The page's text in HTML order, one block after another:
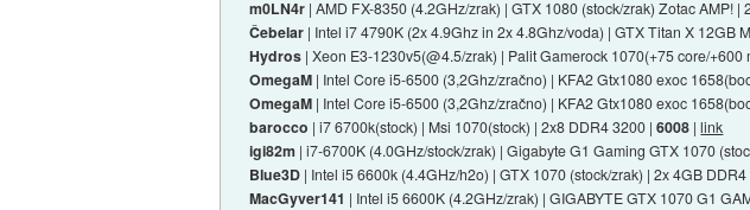
m0LN4r | AMD FX-8350 (4.2GHz/zrak) | GTX 1080 (stock/zrak) Zotac AMP!
Čebelar | Intel i7 4790K (2x 4.9Ghz in 2x 4.8Ghz/voda) | GTX Titan X
Hydros | Xeon E3-1230v5(@4.5/zrak) | Palit Gamerock 1070(+75 core/
OmegaM | Intel Core i5-6500 (3,2Ghz/zračno) | KFA2 Gtx1080 exoc
OmegaM | Intel Core i5-6500 (3,2Ghz/zračno) | KFA2 Gtx1080 exoc
barocco | i7 6700k(stock) | Msi 1070(stock) | 2x8 DDR4 3200 |6008 |link
igi82m | i7-6700K (4.0GHz/stock/zrak) | Gigabyte G1 Gaming GTX 1070
Blue3D | Intel i5 6600k (4.4GHz/h2o) | GTX 1070 (stock/zrak) | 2x 4GB
MacGyver141 | Intel i5 6600K (4.2GHz/zrak) | GIGABYTE GTX 1070 G1